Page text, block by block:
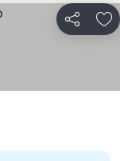
Partilhar